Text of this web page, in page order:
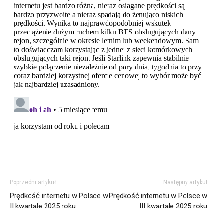
Poprzedni artykuł
Prędkość internetu w Polsce w
II kwartale 2025 roku
Następny artykuł
Prędkość internetu w Polsce w
III kwartale 2025 roku